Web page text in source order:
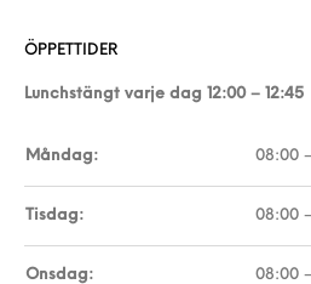
ÖPPETTIDER
Lunchstängt varje dag 12:00 – 12:45
Måndag: 08:00
Tisdag: 08:00
Onsdag: 08:00